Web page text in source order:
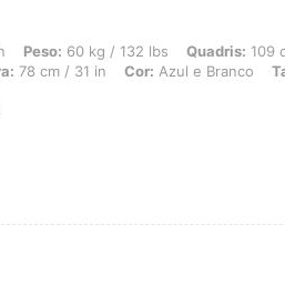
/ 132 lbs, Quadris: 109 cm / 43 in,
Peso: 60 kg / 132 lbs Quadris: 109
78 cm / 31 in Cor: Azul e Branco